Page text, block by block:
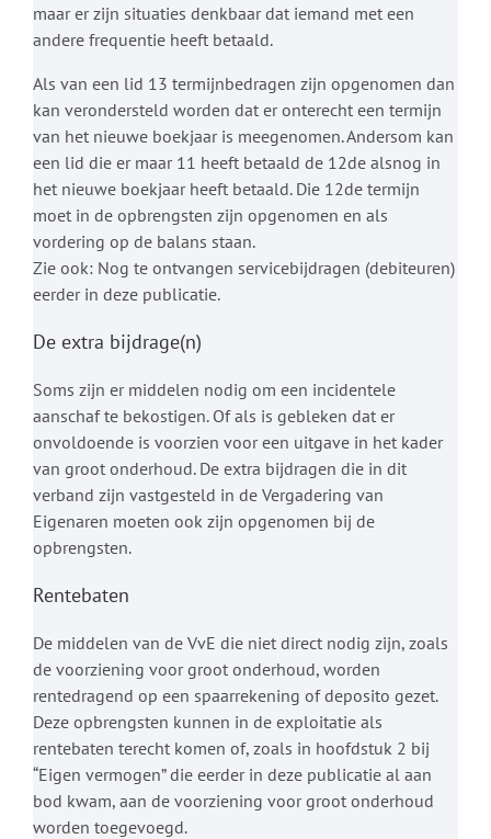
maar er zijn situaties denkbaar dat iemand met een
andere frequentie heeft betaald.
Als van een lid 13 termijnbedragen zijn opgenomen dan
kan verondersteld worden dat er onterecht een termijn
van het nieuwe boekjaar is meegenomen. Andersom kan
een lid die er maar 11 heeft betaald de 12de alsnog in
het nieuwe boekjaar heeft betaald. Die 12de termijn
moet in de opbrengsten zijn opgenomen en als
vordering op de balans staan.
Zie ook: Nog te ontvangen servicebijdragen (debiteuren)
eerder in deze publicatie.
De extra bijdrage(n)
Soms zijn er middelen nodig om een incidentele
aanschaf te bekostigen. Of als is gebleken dat er
onvoldoende is voorzien voor een uitgave in het kader
van groot onderhoud. De extra bijdragen die in dit
verband zijn vastgesteld in de Vergadering van
Eigenaren moeten ook zijn opgenomen bij de
opbrengsten.
Rentebaten
De middelen van de VvE die niet direct nodig zijn, zoals
de voorziening voor groot onderhoud, worden
rentedragend op een spaarrekening of deposito gezet.
Deze opbrengsten kunnen in de exploitatie als
rentebaten terecht komen of, zoals in hoofdstuk 2 bij
“Eigen vermogen” die eerder in deze publicatie al aan
bod kwam, aan de voorziening voor groot onderhoud
worden toegevoegd.